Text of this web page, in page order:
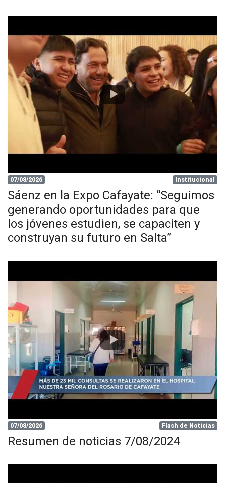
07/08/2026 Institucional
Sáenz en la Expo Cafayate: “Seguimos
generando oportunidades para que
los jóvenes estudien, se capaciten y
construyan su futuro en Salta”
07/08/2026 Flash de Noticias
Resumen de noticias 7/08/2024